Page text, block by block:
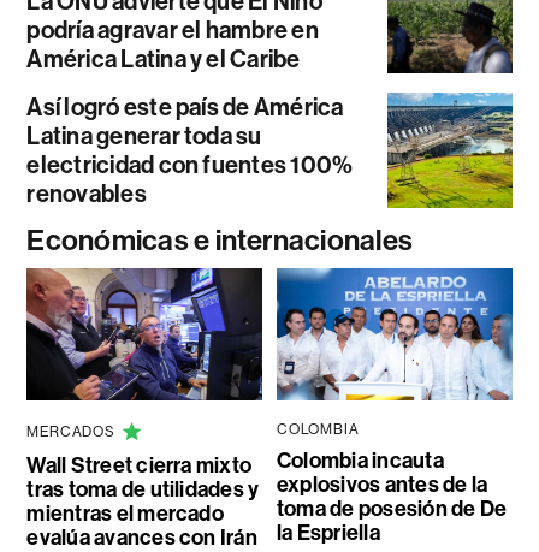
podría agravar el hambre en
América Latina y el Caribe
Así logró este país de América
Latina generar toda su
electricidad con fuentes 100%
renovables
Económicas e internacionales
MERCADOS
Wall Street cierra mixto
tras toma de utilidades y
mientras el mercado
evalúa avances con Irán
COLOMBIA
Colombia incauta
explosivos antes de la
toma de posesión de De
la Espriella